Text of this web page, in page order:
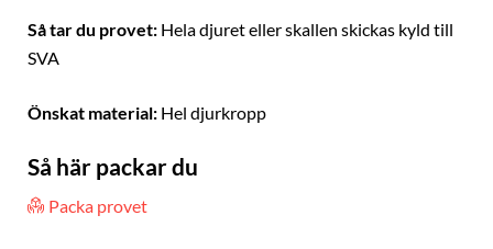
Så tar du provet: Hela djuret eller skallen skickas kyld till
SVA
Önskat material: Hel djurkropp
Så här packar du
Packa provet